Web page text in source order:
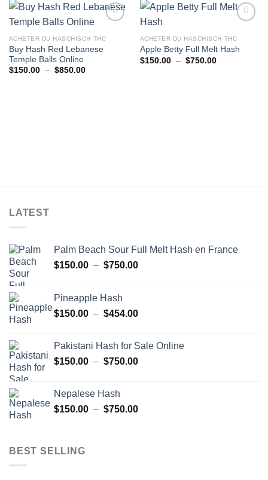
ACHETER DU HASCHISCH THC
Buy Hash Red Lebanese
Temple Balls Online
$150.00 – $850.00Plage
ACHETER DU HASCHISCH THC
Apple Betty Full Melt Hash
$150.00 – $750.00Plage
LATEST
Palm Beach Sour Full Melt Hash en France
$150.00 – $750.00Plage
à
Pineapple Hash
$150.00 – $454.00Plage
$150.00
à
Pakistani Hash for Sale Online
$150.00 – $750.00Plage
à
Nepalese Hash
$150.00 – $750.00Plage
BEST SELLING